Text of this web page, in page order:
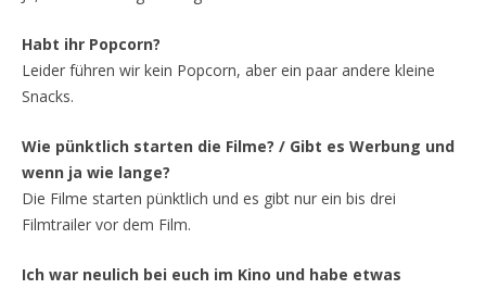
Habt ihr Popcorn?
Leider führen wir kein Popcorn, aber ein paar andere kleine
Snacks.
Wie pünktlich starten die Filme? / Gibt es Werbung und
wenn ja wie lange?
Die Filme starten pünktlich und es gibt nur ein bis drei
Filmtrailer vor dem Film.
Ich war neulich bei euch im Kino und habe etwas